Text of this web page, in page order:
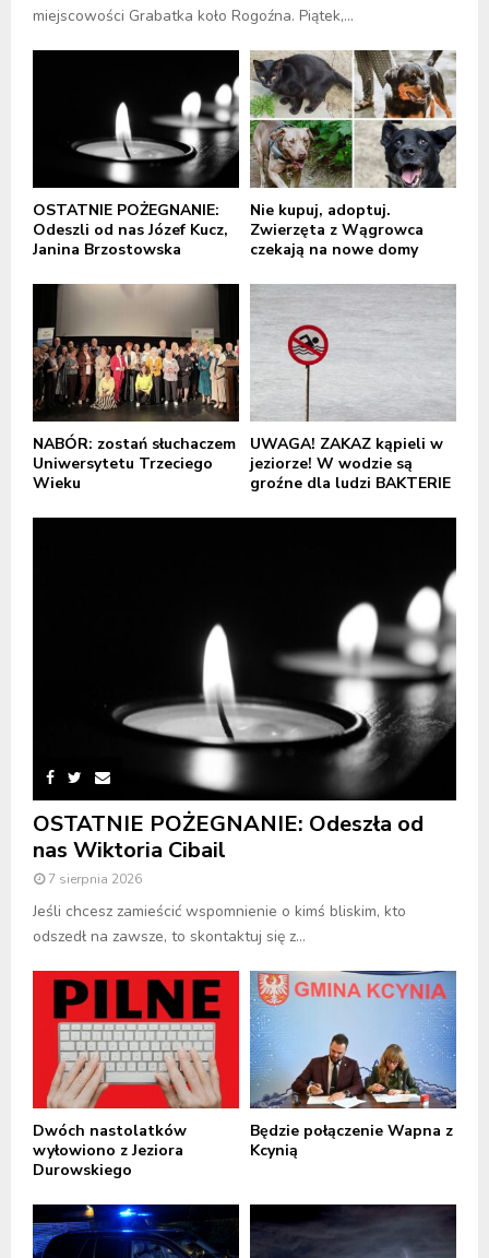
miejscowości Grabatka koło Rogoźna. Piątek,...
OSTATNIE POŻEGNANIE:
Odeszli od nas Józef Kucz,
Janina Brzostowska
Nie kupuj, adoptuj.
Zwierzęta z Wągrowca
czekają na nowe domy
NABÓR: zostań słuchaczem
Uniwersytetu Trzeciego
Wieku
UWAGA! ZAKAZ kąpieli w
jeziorze! W wodzie są
groźne dla ludzi BAKTERIE
OSTATNIE POŻEGNANIE: Odeszła od
nas Wiktoria Cibail
7 sierpnia 2026
Jeśli chcesz zamieścić wspomnienie o kimś bliskim, kto
odszedł na zawsze, to skontaktuj się z...
Dwóch nastolatków
wyłowiono z Jeziora
Durowskiego
Będzie połączenie Wapna z
Kcynią